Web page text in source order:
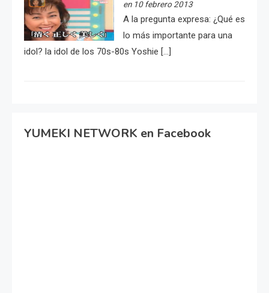
en 10 febrero 2013
A la pregunta expresa: ¿Qué es
lo más importante para una
idol? la idol de los 70s-80s Yoshie […]
YUMEKI NETWORK en Facebook